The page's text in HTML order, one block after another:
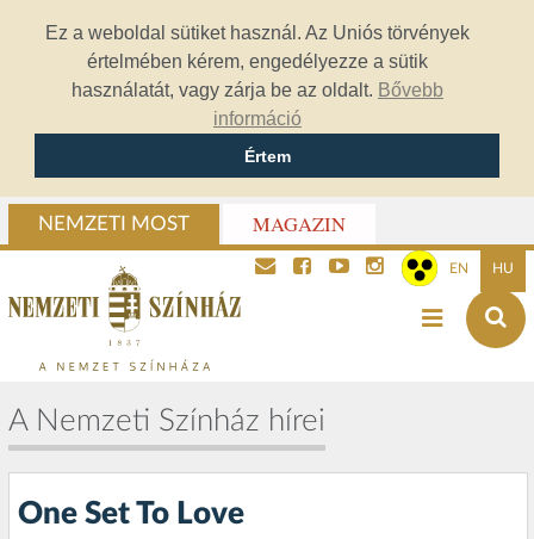
Ez a weboldal sütiket használ. Az Uniós törvények
értelmében kérem, engedélyezze a sütik
használatát, vagy zárja be az oldalt. Bővebb
információ
Értem
NEMZETI MOST MAGAZIN
EN HU
A Nemzeti Színház hírei
One Set To Love